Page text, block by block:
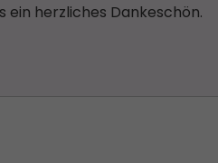
ein herzliches Dankeschön.